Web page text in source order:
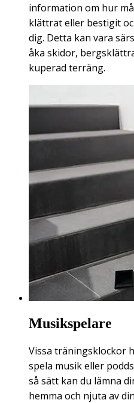
information om hur
klättrat eller bestigit
dig. Detta kan vara
åka skidor,
kuperad terräng.
Musikspelare
Vissa träningsklockor
spela musik eller
så sätt kan du lämna
hemma och njuta av